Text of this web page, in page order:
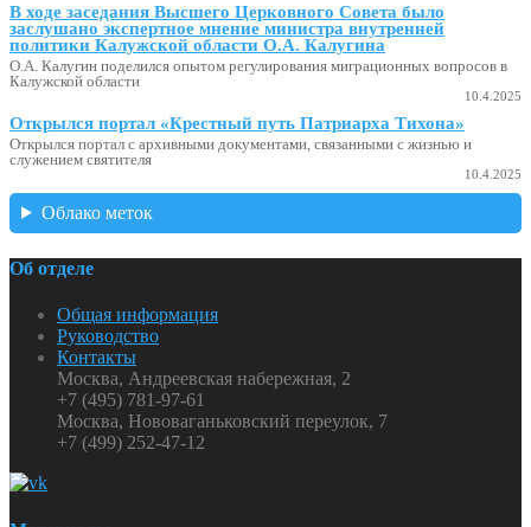
В ходе заседания Высшего Церковного Совета было
заслушано экспертное мнение министра внутренней
политики Калужской области О.А. Калугина
О.А. Калугин поделился опытом регулирования миграционных вопросов в
Калужской области
10.4.2025
Открылся портал «Крестный путь Патриарха Тихона»
Открылся портал с архивными документами, связанными с жизнью и
служением святителя
10.4.2025
Облако меток
Об отделе
Общая информация
Руководство
Контакты
Москва, Андреевская набережная, 2
+7 (495) 781-97-61
Москва, Нововаганьковский переулок, 7
+7 (499) 252-47-12